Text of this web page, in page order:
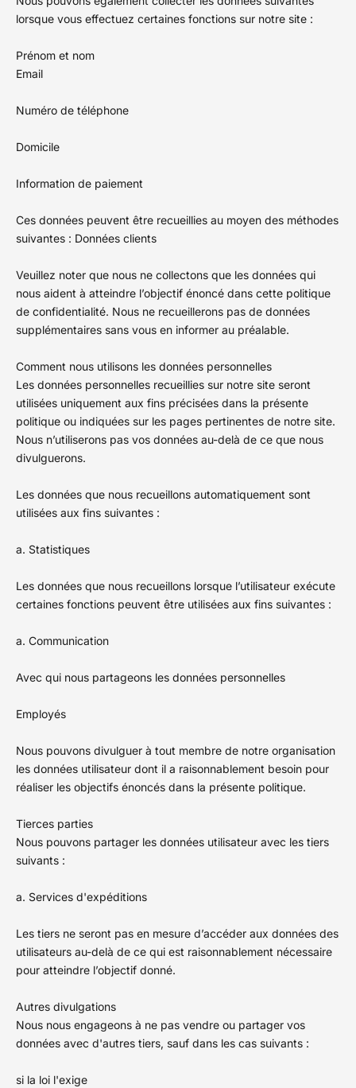
lorsque vous effectuez certaines fonctions sur notre site :
Prénom et nom
Email
Numéro de téléphone
Domicile
Information de paiement
Ces données peuvent être recueillies au moyen des méthodes
suivantes : Données clients
Veuillez noter que nous ne collectons que les données qui
nous aident à atteindre l’objectif énoncé dans cette politique
de confidentialité. Nous ne recueillerons pas de données
supplémentaires sans vous en informer au préalable.
Comment nous utilisons les données personnelles
Les données personnelles recueillies sur notre site seront
utilisées uniquement aux fins précisées dans la présente
politique ou indiquées sur les pages pertinentes de notre site.
Nous n’utiliserons pas vos données au-delà de ce que nous
divulguerons.
Les données que nous recueillons automatiquement sont
utilisées aux fins suivantes :
a. Statistiques
Les données que nous recueillons lorsque l’utilisateur exécute
certaines fonctions peuvent être utilisées aux fins suivantes :
a. Communication
Avec qui nous partageons les données personnelles
Employés
Nous pouvons divulguer à tout membre de notre organisation
les données utilisateur dont il a raisonnablement besoin pour
réaliser les objectifs énoncés dans la présente politique.
Tierces parties
Nous pouvons partager les données utilisateur avec les tiers
suivants :
a. Services d'expéditions
Les tiers ne seront pas en mesure d’accéder aux données des
utilisateurs au-delà de ce qui est raisonnablement nécessaire
pour atteindre l’objectif donné.
Autres divulgations
Nous nous engageons à ne pas vendre ou partager vos
données avec d'autres tiers, sauf dans les cas suivants :
si la loi l'exige